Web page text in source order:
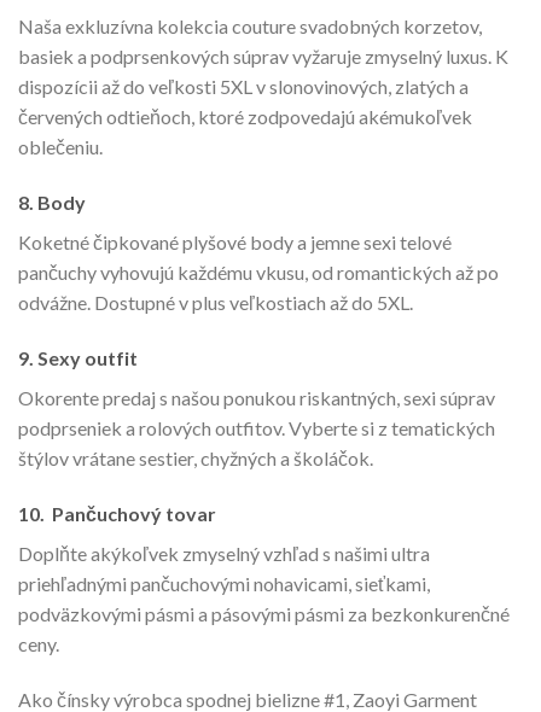
Naša exkluzívna kolekcia couture svadobných korzetov,
basiek a podprsenkových súprav vyžaruje zmyselný luxus. K
dispozícii až do veľkosti 5XL v slonovinových, zlatých a
červených odtieňoch, ktoré zodpovedajú akémukoľvek
oblečeniu.
8. Body
Koketné čipkované plyšové body a jemne sexi telové
pančuchy vyhovujú každému vkusu, od romantických až po
odvážne. Dostupné v plus veľkostiach až do 5XL.
9. Sexy outfit
Okorente predaj s našou ponukou riskantných, sexi súprav
podprseniek a rolových outfitov. Vyberte si z tematických
štýlov vrátane sestier, chyžných a školáčok.
10. Pančuchový tovar
Doplňte akýkoľvek zmyselný vzhľad s našimi ultra
priehľadnými pančuchovými nohavicami, sieťkami,
podväzkovými pásmi a pásovými pásmi za bezkonkurenčné
ceny.
Ako čínsky výrobca spodnej bielizne #1, Zaoyi Garment